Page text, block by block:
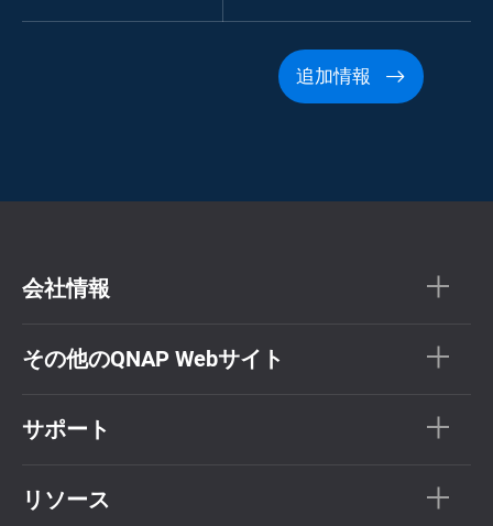
追加情報
会社情報
その他のQNAP Webサイト
サポート
リソース